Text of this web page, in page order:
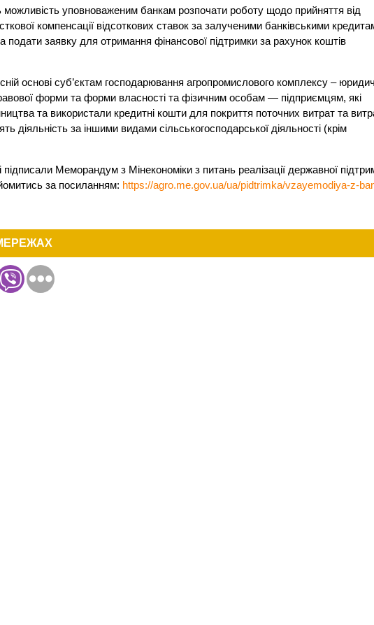
уповноваженим банкам розпочати роботу щодо прийняття від
компенсації відсоткових ставок за залученими банківськими
подати заявку для отримання фінансової підтримки за рахунок коштів
основі суб’єктам господарювання агропромислового комплексу –
форми та форми власності та фізичним особам — підприємцям, які
та використали кредитні кошти для покриття поточних витрат та
діяльність за іншими видами сільськогосподарської діяльності (крім
Меморандум з Мінекономіки з питань реалізації державної
за посиланням: https://agro.me.gov.ua/ua/pidtrimka/vzayemodiya-z-